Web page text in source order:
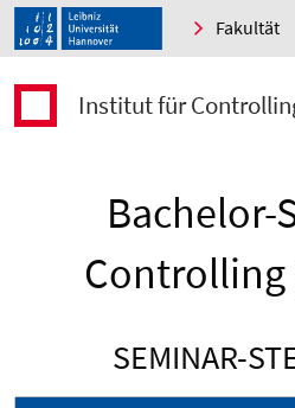
Fakultät
Institut für
Bachelor-
Controlling
SEMINAR-